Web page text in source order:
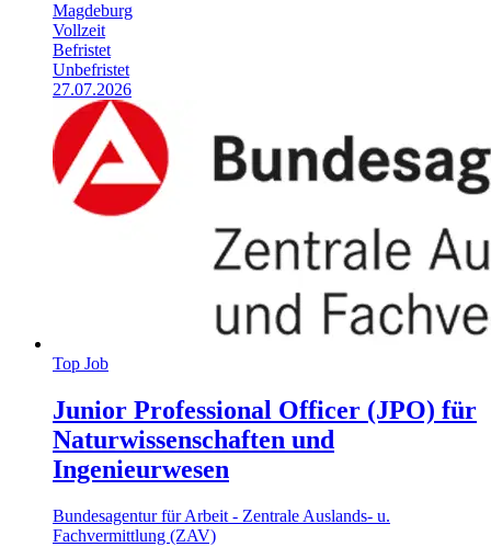
Magdeburg
Vollzeit
Befristet
Unbefristet
27.07.2026
Top Job
Junior Professional Officer (JPO) für
Naturwissenschaften und
Ingenieurwesen
Bundesagentur für Arbeit - Zentrale Auslands- u.
Fachvermittlung (ZAV)